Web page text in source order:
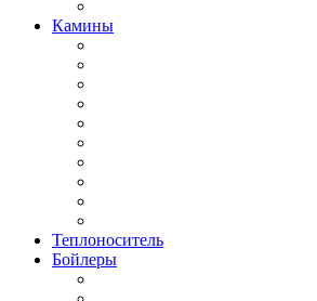
Камины
Теплоноситель
Бойлеры